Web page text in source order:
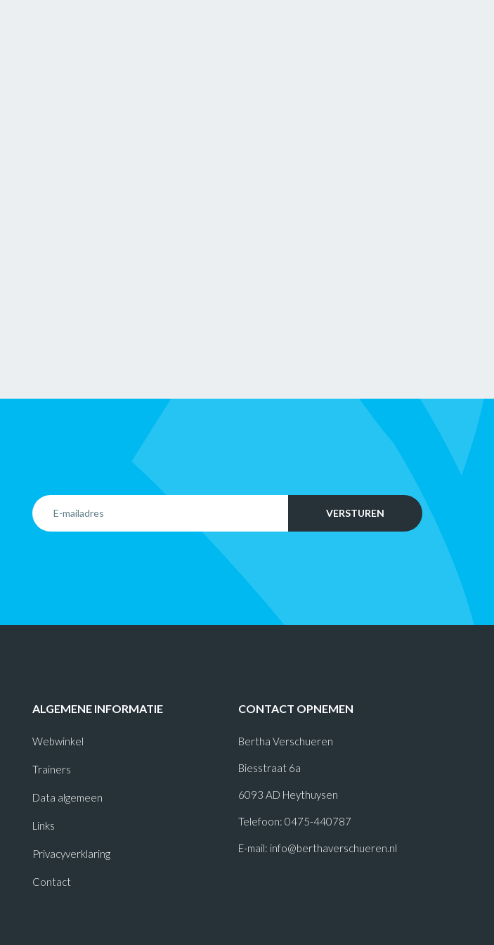
ALGEMENE INFORMATIE
Webwinkel
Trainers
Data algemeen
Links
Privacyverklaring
Contact
CONTACT OPNEMEN
Bertha Verschueren
Biesstraat 6a
6093 AD Heythuysen
Telefoon: 0475-440787
E-mail: info@berthaverschueren.nl